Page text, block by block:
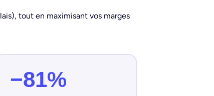
tout en maximisant vos marges
−81%